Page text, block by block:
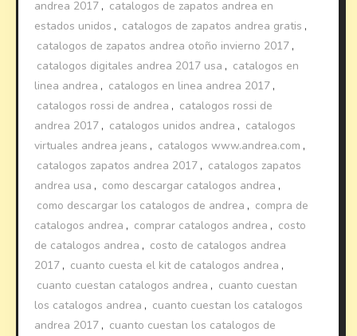
andrea 2017 , catalogos de zapatos andrea en
estados unidos , catalogos de zapatos andrea gratis ,
catalogos de zapatos andrea otoño invierno 2017 ,
catalogos digitales andrea 2017 usa , catalogos en
linea andrea , catalogos en linea andrea 2017 ,
catalogos rossi de andrea , catalogos rossi de
andrea 2017 , catalogos unidos andrea , catalogos
virtuales andrea jeans , catalogos www.andrea.com ,
catalogos zapatos andrea 2017 , catalogos zapatos
andrea usa , como descargar catalogos andrea ,
como descargar los catalogos de andrea , compra de
catalogos andrea , comprar catalogos andrea , costo
de catalogos andrea , costo de catalogos andrea
2017 , cuanto cuesta el kit de catalogos andrea ,
cuanto cuestan catalogos andrea , cuanto cuestan
los catalogos andrea , cuanto cuestan los catalogos
andrea 2017 , cuanto cuestan los catalogos de